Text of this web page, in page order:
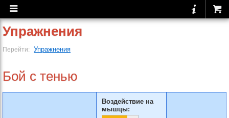
Упражнения
Перейти: Упражнения
Бой с тенью
Воздействие на
мышцы: